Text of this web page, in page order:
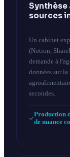
Synthèse
sources
Un cabinet
(Notion,
demande à
données sur
secondes.
Production
de nuance